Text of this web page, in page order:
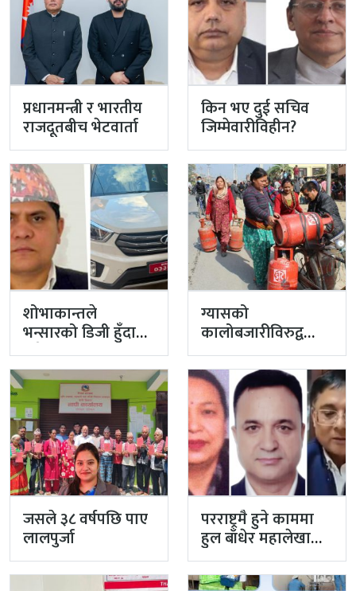
प्रधानमन्त्री र भारतीय
राजदूतबीच भेटवार्ता
किन भए दुई सचिव
जिम्मेवारीविहीन?
शोभाकान्तले
भन्सारको डिजी हुँदा
लगेको गाडी
अहिलेसम्म गरेनन्
फिर्ता
ग्यासको
कालोबजारीविरुद्व
प्रहरीको एक्सन
जसले ३८ वर्षपछि पाए
लालपुर्जा
परराष्ट्रमै हुने काममा
हुल बाँधेर महालेखा
नियन्त्रक कार्यालयको
टोली मिसन…